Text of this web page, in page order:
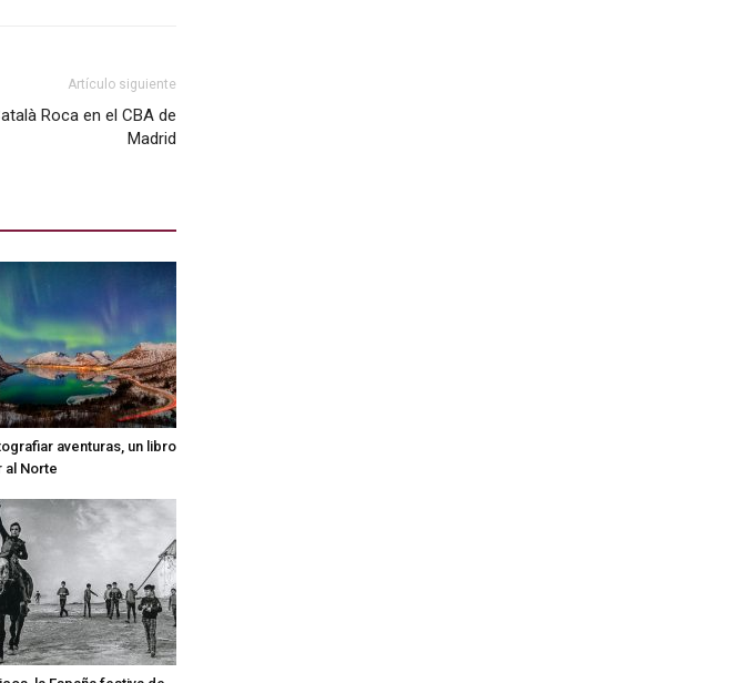
Artículo siguiente
Roca en el CBA de
Madrid
aventuras, un libro
al Norte